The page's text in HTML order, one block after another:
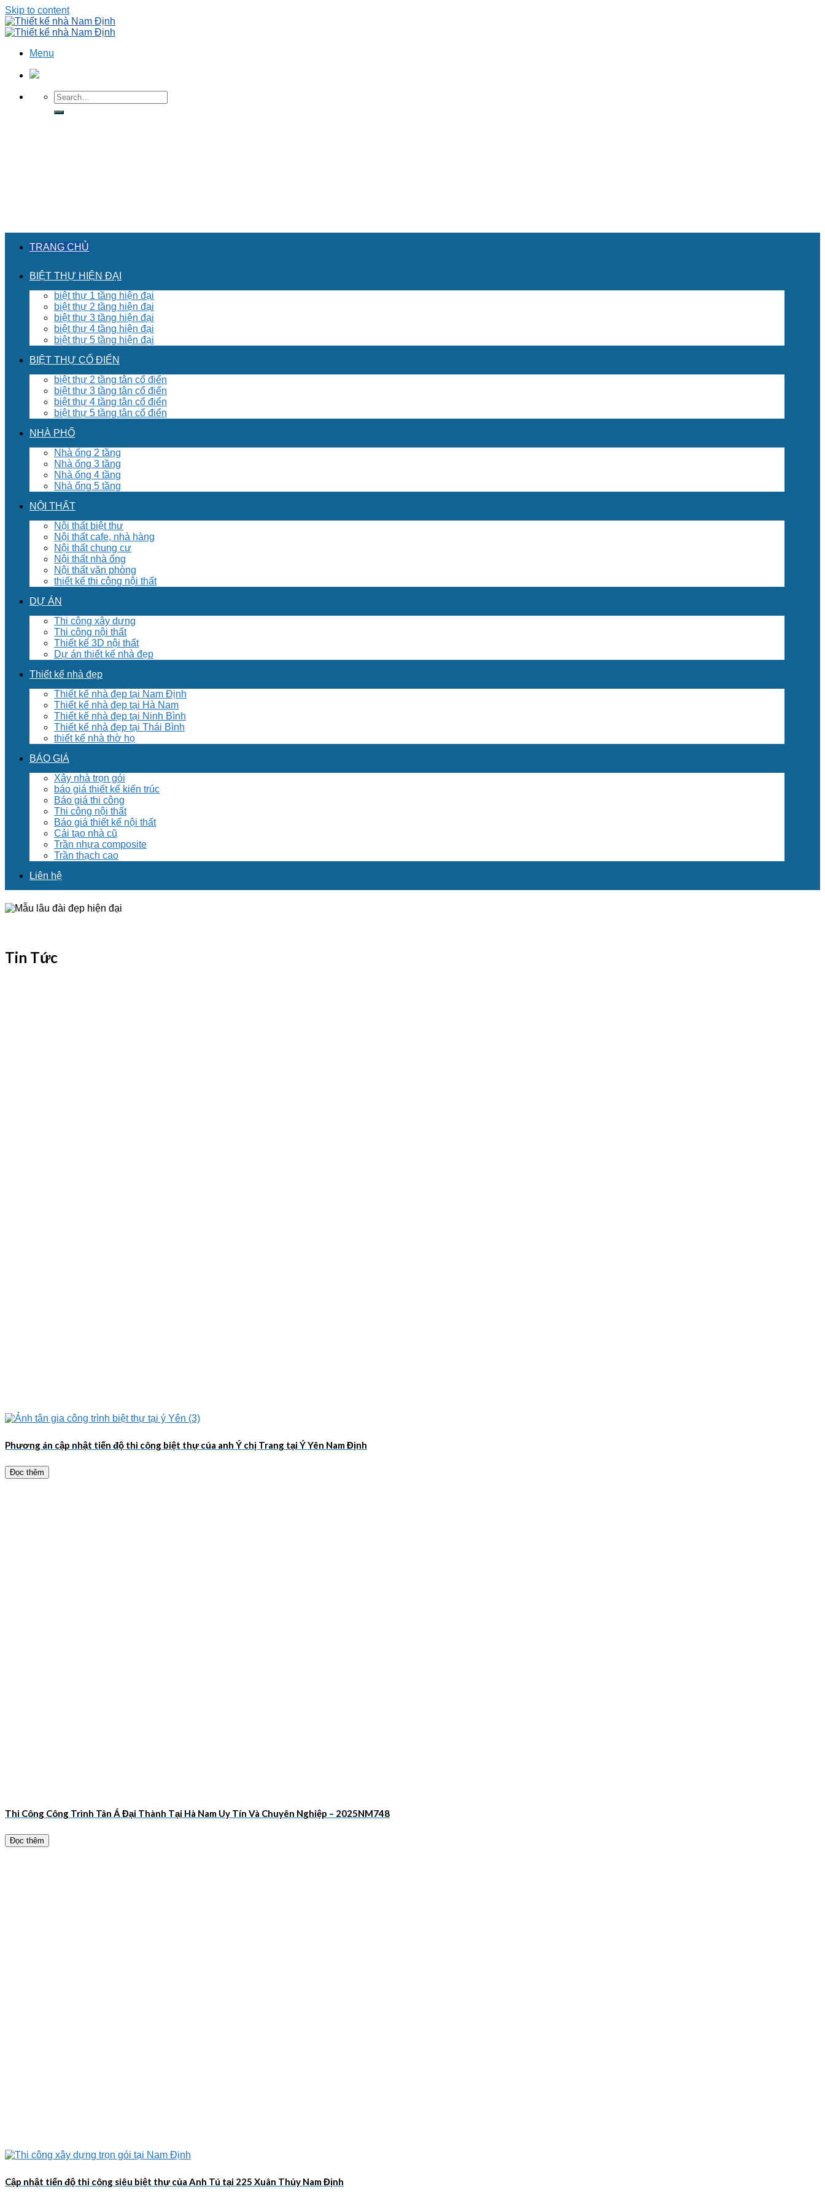
Skip to content
Menu
TRANG CHỦ
BIỆT THỰ HIỆN ĐẠI
biệt thự 1 tầng hiện đại
biệt thự 2 tầng hiện đại
biệt thự 3 tầng hiện đại
biệt thự 4 tầng hiện đại
biệt thự 5 tầng hiện đại
BIỆT THỰ CỔ ĐIỂN
biệt thự 2 tầng tân cổ điển
biệt thự 3 tầng tân cổ điển
biệt thự 4 tầng tân cổ điển
biệt thự 5 tầng tân cổ điển
NHÀ PHỐ
Nhà ống 2 tầng
Nhà ống 3 tầng
Nhà ống 4 tầng
Nhà ống 5 tầng
NỘI THẤT
Nội thất biệt thư
Nội thất cafe, nhà hàng
Nội thất chung cư
Nội thất nhà ống
Nội thất văn phòng
thiết kế thi công nội thất
DỰ ÁN
Thi công xây dựng
Thi công nội thất
Thiết kế 3D nội thất
Dự án thiết kế nhà đẹp
Thiết kế nhà đẹp
Thiết kế nhà đẹp tại Nam Định
Thiết kế nhà đẹp tại Hà Nam
Thiết kế nhà đẹp tại Ninh Bình
Thiết kế nhà đẹp tại Thái Bình
thiết kế nhà thờ họ
BÁO GIÁ
Xây nhà trọn gói
báo giá thiết kế kiến trúc
Báo giá thi công
Thi công nội thất
Báo giá thiết kế nội thất
Cải tạo nhà cũ
Trần nhựa composite
Trần thạch cao
Liên hệ
Tin Tức
Phương án cập nhật tiến độ thi công biệt thự của anh Ý chị Trang tại Ý Yên Nam Định
Đọc thêm
Thi Công Công Trình Tân Á Đại Thành Tại Hà Nam Uy Tín Và Chuyên Nghiệp – 2025NM748
Đọc thêm
Cập nhật tiến độ thi công siêu biệt thự của Anh Tú tại 225 Xuân Thủy Nam Định